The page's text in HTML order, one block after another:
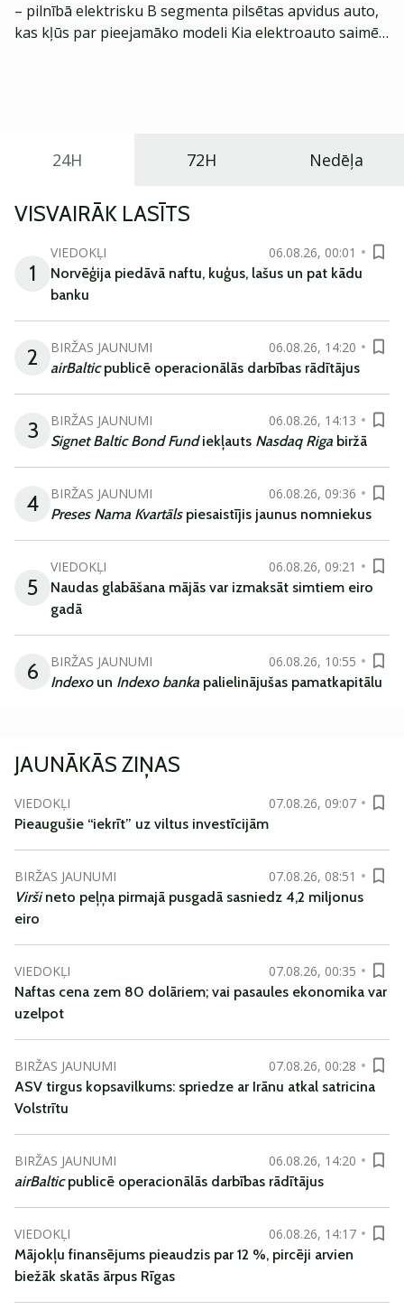
– pilnībā elektrisku B segmenta pilsētas apvidus auto,
kas kļūs par pieejamāko modeli Kia elektroauto saimē
24H 72H Nedēļa
VISVAIRĀK LASĪTS
1
VIEDOKĻI
06.08.26, 00:01
Norvēģija piedāvā naftu, kuģus, lašus un pat kādu
banku
2 BIRŽAS JAUNUMI
06.08.26, 14:20
airBalticpublicē operacionālās darbības rādītājus
3 BIRŽAS JAUNUMI
06.08.26, 14:13
Signet Baltic Bond Fundiekļauts Nasdaq Riga biržā
4 BIRŽAS JAUNUMI
06.08.26, 09:36
Preses Nama Kvartāls piesaistījis jaunus nomniekus
5
VIEDOKĻI
06.08.26, 09:21
Naudas glabāšana mājās var izmaksāt simtiem eiro
gadā
6 BIRŽAS JAUNUMI
06.08.26, 10:55
Indexoun Indexo banka palielinājušas pamatkapitālu
JAUNĀKĀS ZIŅAS
VIEDOKĻI
07.08.26, 09:07
Pieaugušie “iekrīt” uz viltus investīcijām
BIRŽAS JAUNUMI
07.08.26, 08:51
Viršineto peļņa pirmajā pusgadā sasniedz 4,2 miljonus
eiro
VIEDOKĻI
07.08.26, 00:35
Naftas cena zem 80 dolāriem; vai pasaules ekonomika var
uzelpot
BIRŽAS JAUNUMI
07.08.26, 00:28
ASV tirgus kopsavilkums: spriedze ar Irānu atkal satricina
Volstrītu
BIRŽAS JAUNUMI
06.08.26, 14:20
airBalticpublicē operacionālās darbības rādītājus
VIEDOKĻI
06.08.26, 14:17
Mājokļu finansējums pieaudzis par 12 %, pircēji arvien
biežāk skatās ārpus Rīgas